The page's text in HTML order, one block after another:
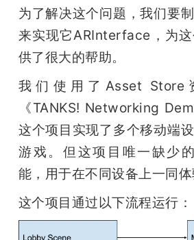
为了解决这个问题，我们要
来实现它ARInterface，为
供了很大的帮助。
我们使用了Asset Store
《TANKS! Networking
这个项目实现了多个移动端
游戏。但这项目唯一缺少
能，用于在不同设备上一同体
这个项目通过以下流程运行：